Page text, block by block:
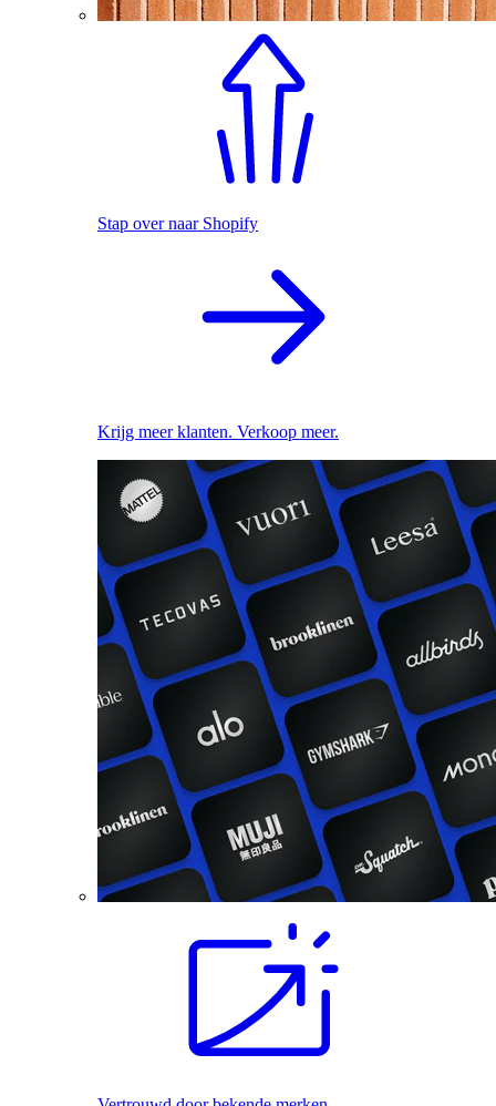
Stap over naar Shopify
Krijg meer klanten. Verkoop meer.